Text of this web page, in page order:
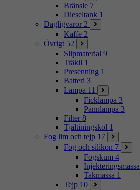
Bränsle 7
Dieseltank 1
Dagligvaror 2
Kaffe 2
Övrigt 52
Slipmaterial 9
Träkil 1
Presenning 1
Batteri 3
Lampa 11
Ficklampa 3
Pannlampa 3
Filter 8
Tjältiningskol 1
Fog lim och tejp 17
Fog och silikon 7
Fogskum 4
Injekteringsmassa
Takmassa 1
Tejp 10